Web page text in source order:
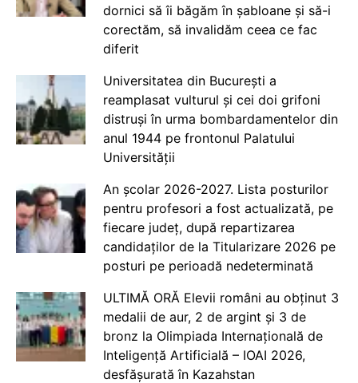
dornici să îi băgăm în șabloane și să-i
corectăm, să invalidăm ceea ce fac
diferit
Universitatea din București a
reamplasat vulturul și cei doi grifoni
distruși în urma bombardamentelor din
anul 1944 pe frontonul Palatului
Universității
An școlar 2026-2027. Lista posturilor
pentru profesori a fost actualizată, pe
fiecare județ, după repartizarea
candidaților de la Titularizare 2026 pe
posturi pe perioadă nedeterminată
ULTIMĂ ORĂ Elevii români au obținut 3
medalii de aur, 2 de argint și 3 de
bronz la Olimpiada Internațională de
Inteligență Artificială – IOAI 2026,
desfășurată în Kazahstan